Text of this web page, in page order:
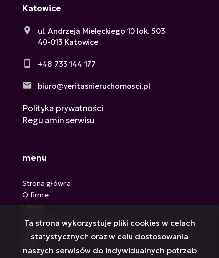
Katowice
ul. Andrzeja Mielęckiego 10 lok. 503
40-013 Katowice
+48 733 144 177
biuro@veritasnieruchomosci.pl
Polityka prywatności
Regulamin serwisu
menu
Strona główna
O firmie
Oferty
Zgłoszenia
Blog
Kontakt
Ta strona wykorzystuje pliki cookies w celach
statystycznych oraz w celu dostosowania
naszych serwisów do indywidualnych potrzeb